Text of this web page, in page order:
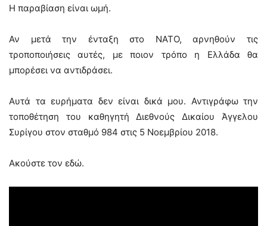
Η παραβίαση είναι ωμή.
Αν μετά την ένταξη στο ΝΑΤΟ, αρνηθούν τις
τροποποιήσεις αυτές, με ποιον τρόπο η Ελλάδα θα
μπορέσει να αντιδράσει.
Αυτά τα ευρήματα δεν είναι δικά μου. Αντιγράφω την
τοποθέτηση του καθηγητή Διεθνούς Δικαίου Άγγελου
Συρίγου στον σταθμό 984 στις 5 Νοεμβρίου 2018.
Ακούστε τον εδώ.